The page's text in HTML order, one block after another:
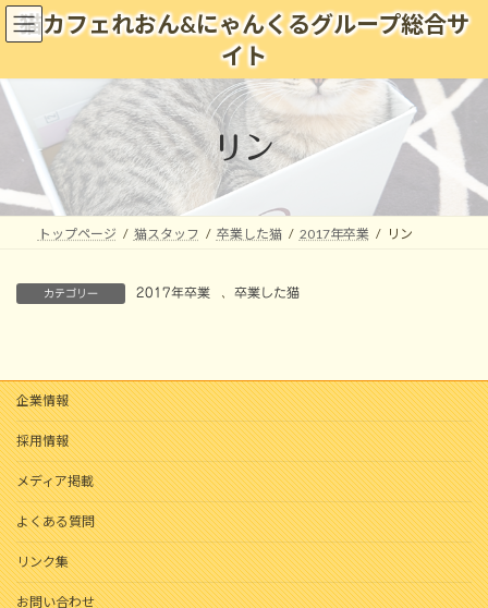
コ
ン
ン
ツ
へ
ッ
プ
ナ
ビ
ー
シ
ョ
移
動
猫カフェれおん&にゃんくるグループ総合サ
イト
リン
トップページ 猫スタッフ 卒業した猫 2017年卒業 リン
カテゴリー 2017年卒業 卒業した猫
企業情報
採用情報
メディア掲載
よくある質問
リンク集
お問い合わせ